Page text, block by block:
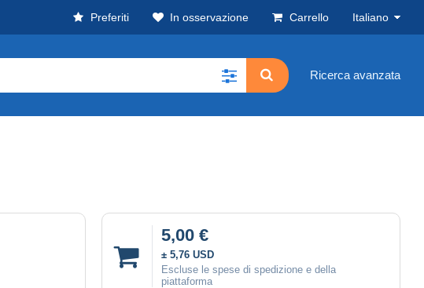
Preferiti In osservazione Carrello Italiano
Ricerca avanzata
5,00 €
± 5,76 USD
Escluse le spese di spedizione e della
piattaforma